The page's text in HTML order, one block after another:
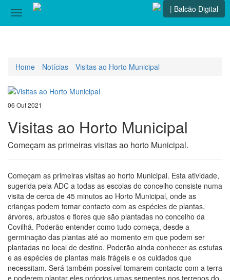
Toggle
navigation
| Balcão Digital
Home Notícias Visitas ao Horto Municipal
06 Out 2021
Visitas ao Horto Municipal
Começam as primeiras visitas ao horto Municipal.
Começam as primeiras visitas ao horto Municipal. Esta atividade,
sugerida pela ADC a todas as escolas do concelho consiste numa
visita de cerca de 45 minutos ao Horto Municipal, onde as
crianças podem tomar contacto com as espécies de plantas,
árvores, arbustos e flores que são plantadas no concelho da
Covilhã. Poderão entender como tudo começa, desde a
germinação das plantas até ao momento em que podem ser
plantadas no local de destino. Poderão ainda conhecer as estufas
e as espécies de plantas mais frágeis e os cuidados que
necessitam. Será também possível tomarem contacto com a terra
e poderem plantar eles próprios umas sementes nos terrenos do